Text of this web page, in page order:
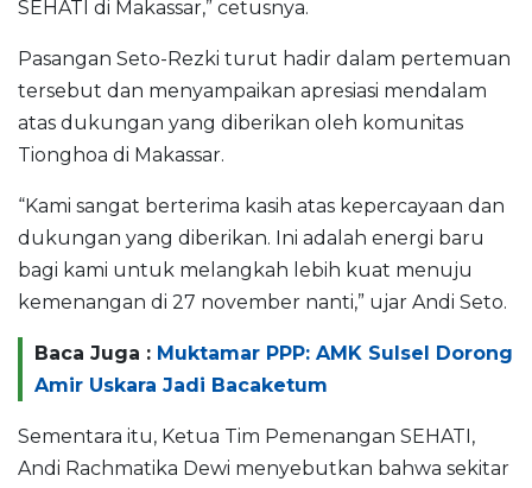
SEHATI di Makassar,” cetusnya.
Pasangan Seto-Rezki turut hadir dalam pertemuan
tersebut dan menyampaikan apresiasi mendalam
atas dukungan yang diberikan oleh komunitas
Tionghoa di Makassar.
“Kami sangat berterima kasih atas kepercayaan dan
dukungan yang diberikan. Ini adalah energi baru
bagi kami untuk melangkah lebih kuat menuju
kemenangan di 27 november nanti,” ujar Andi Seto.
Baca Juga : Muktamar PPP: AMK Sulsel Dorong
Amir Uskara Jadi Bacaketum
Sementara itu, Ketua Tim Pemenangan SEHATI,
Andi Rachmatika Dewi menyebutkan bahwa sekitar